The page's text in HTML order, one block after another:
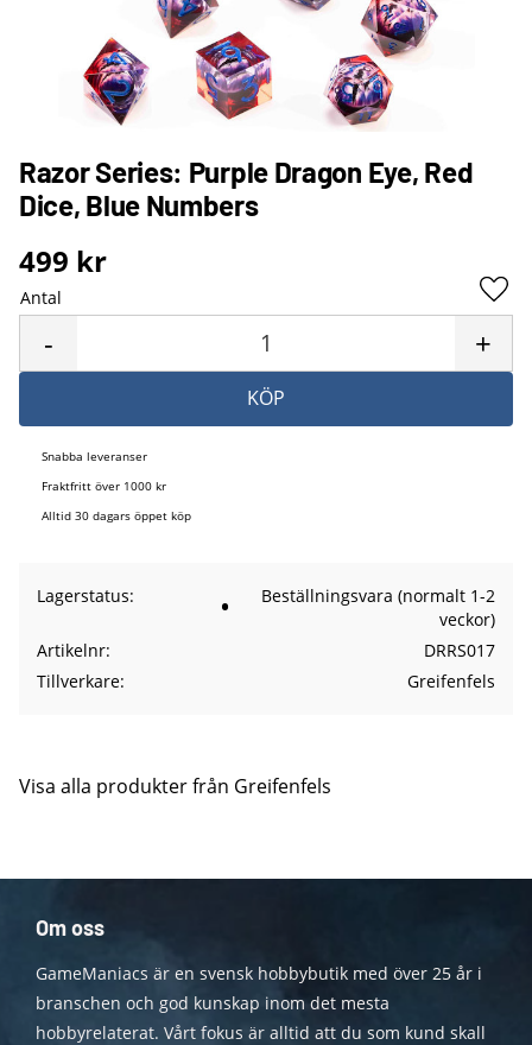
Razor Series: Purple Dragon Eye, Red
Dice, Blue Numbers
499 kr
Antal
+
-
KÖP
Snabba leveranser
Fraktfritt över 1000 kr
Alltid 30 dagars öppet köp
Lagerstatus
Beställningsvara (normalt 1-2
veckor)
Artikelnr
DRRS017
Tillverkare
Greifenfels
Visa alla produkter från Greifenfels
Om oss
GameManiacs är en svensk hobbybutik med över 25 år i
branschen och god kunskap inom det mesta
hobbyrelaterat. Vårt fokus är alltid att du som kund skall